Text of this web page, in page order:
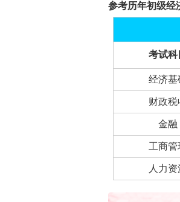
参考历年初级经
考试科
经济基
财政税
金融
工商管
人力资